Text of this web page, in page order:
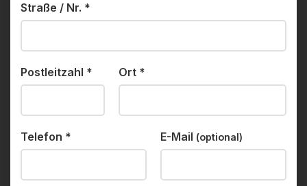
Straße / Nr. *
Postleitzahl * Ort *
Telefon * E-Mail (optional)